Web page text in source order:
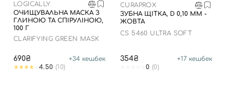
LOGICALLY
ОЧИЩУВАЛЬНА МАСКА З
ГЛИНОЮ ТА СПІРУЛІНОЮ,
100 Г
CLARIFYING GREEN MASK
690₴ +34 кешбек
4.50 (10)
CURAPROX
ЗУБНА ЩІТКА, D 0,10 ММ -
ЖОВТА
CS 5460 ULTRA SOFT
354₴ +17 кешбек
0 (0)